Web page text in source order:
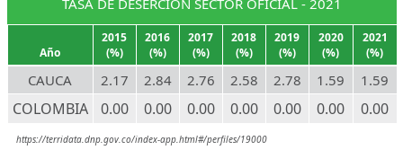
TASA DE DESERCIÓN SECTOR OFICIAL - 2021
Año
2015
(%)
2016
(%)
2017
(%)
2018
(%)
2019
(%)
2020
(%)
2021
(%)
CAUCA 2.17 2.84 2.76 2.58 2.78 1.59 1.59
COLOMBIA 0.00 0.00 0.00 0.00 0.00 0.00 0.00
https://terridata.dnp.gov.co/index-app.html#/perfiles/19000